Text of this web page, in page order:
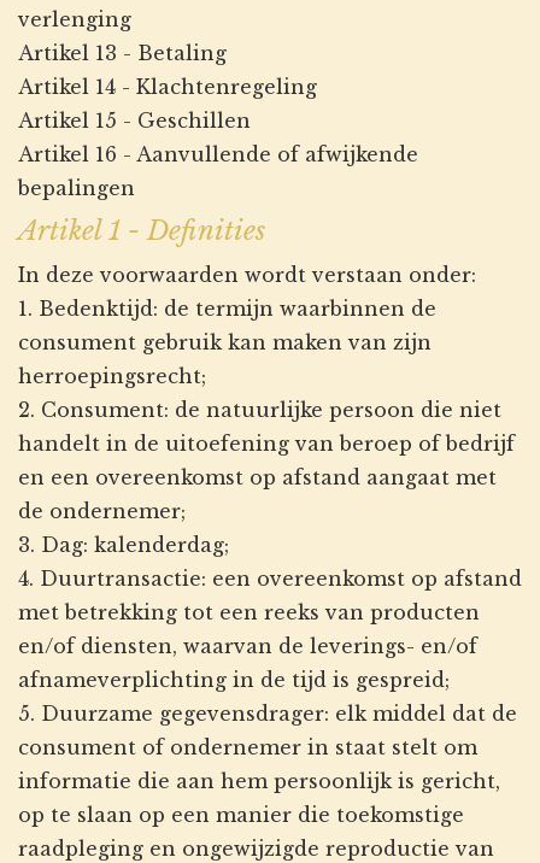
verlenging
Artikel 13 - Betaling
Artikel 14 - Klachtenregeling
Artikel 15 - Geschillen
Artikel 16 - Aanvullende of afwijkende
bepalingen
Artikel 1 - Definities
In deze voorwaarden wordt verstaan onder:
1. Bedenktijd: de termijn waarbinnen de
consument gebruik kan maken van zijn
herroepingsrecht;
2. Consument: de natuurlijke persoon die niet
handelt in de uitoefening van beroep of bedrijf
en een overeenkomst op afstand aangaat met
de ondernemer;
3. Dag: kalenderdag;
4. Duurtransactie: een overeenkomst op afstand
met betrekking tot een reeks van producten
en/of diensten, waarvan de leverings- en/of
afnameverplichting in de tijd is gespreid;
5. Duurzame gegevensdrager: elk middel dat de
consument of ondernemer in staat stelt om
informatie die aan hem persoonlijk is gericht,
op te slaan op een manier die toekomstige
raadpleging en ongewijzigde reproductie van